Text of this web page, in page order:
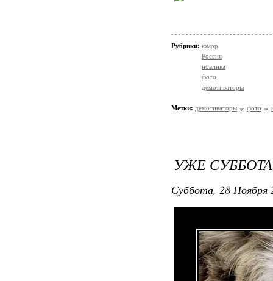
Рубрики: юмор
Россия
новинка
фото
демотиваторы
Метки: демотиваторы фото
УЖЕ
Суббота, 28 Ноября